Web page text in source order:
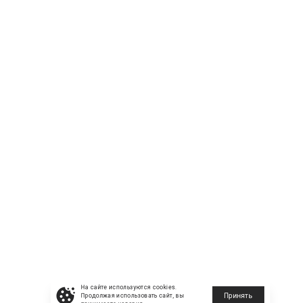
На сайте используются cookies.
Продолжая использовать сайт, вы
Принять